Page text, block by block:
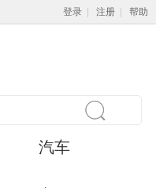
登录 注册 帮助
汽车